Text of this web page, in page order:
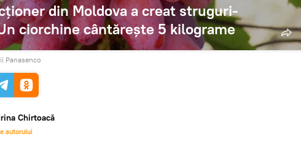
din Moldova a creat struguri-
ciorchine cântărește 5 kilograme
Panasenco
Chirtoacă
autorului